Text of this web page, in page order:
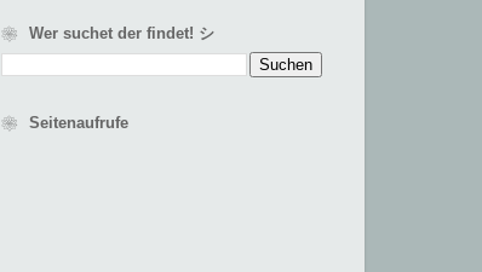
❀ Wer suchet der findet! シ
❀ Seitenaufrufe